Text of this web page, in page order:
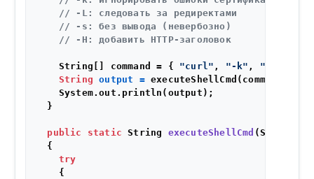
// -L: следовать за редиректами
// -s: без вывода (невербозно)
// -H: добавить HTTP-заголовок
    String[] command = {
"curl" , "-k" , "-L"
String
output = executeShellCmd(command,
    System.out.println(output);
  }
public static String executeShellCmd (String[]
  {
try
    {